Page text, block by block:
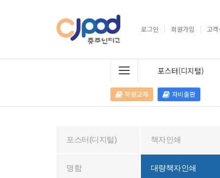
로그인 회원가입 고
포스터(디지털)
학원교재 자비출판
포스터(디지털) 책자인쇄
명함 대량책자인쇄